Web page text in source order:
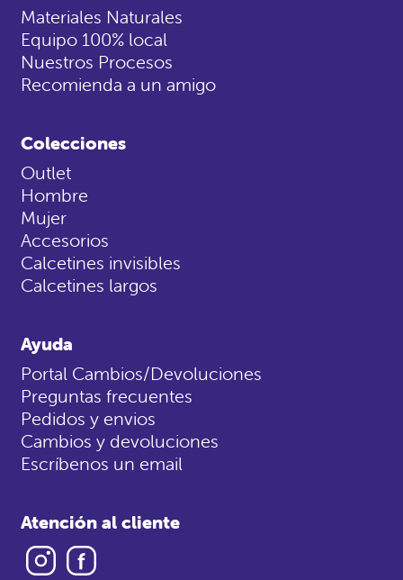
Materiales Naturales
Equipo 100% local
Nuestros Procesos
Recomienda a un amigo
Colecciones
Outlet
Hombre
Mujer
Accesorios
Calcetines invisibles
Calcetines largos
Ayuda
Portal Cambios/Devoluciones
Preguntas frecuentes
Pedidos y envios
Cambios y devoluciones
Escríbenos un email
Atención al cliente
Instagram